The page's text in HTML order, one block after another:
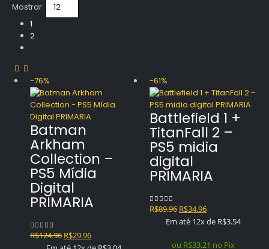
Mostrar:
1
2
-76%
Batman
Arkham
Collection –
PS5 Mídia
Digital
PRIMARIA
0out of 5
R$124.96 O
preço
R$29.96O
preço
-61%
Battlefield 1 +
TitanFall 2 –
PS5 midia
digital
PRIMARIA
0out of 5
R$89.96 O
preço
era:
R$34.96O
preço
é:
Em até 12x de R$3.54
ou R$33.21 no Pix